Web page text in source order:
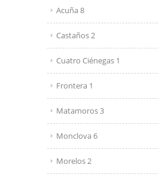
Acuña 8
Castaños 2
Cuatro Ciénegas 1
Frontera 1
Matamoros 3
Monclova 6
Morelos 2